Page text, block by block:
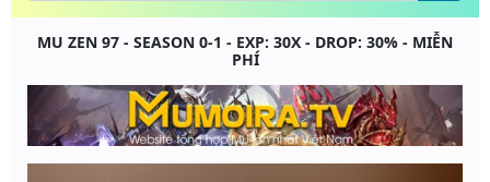
MU ZEN 97 - SEASON 0-1 - EXP: 30X - DROP: 30% - MIỄN
PHÍ